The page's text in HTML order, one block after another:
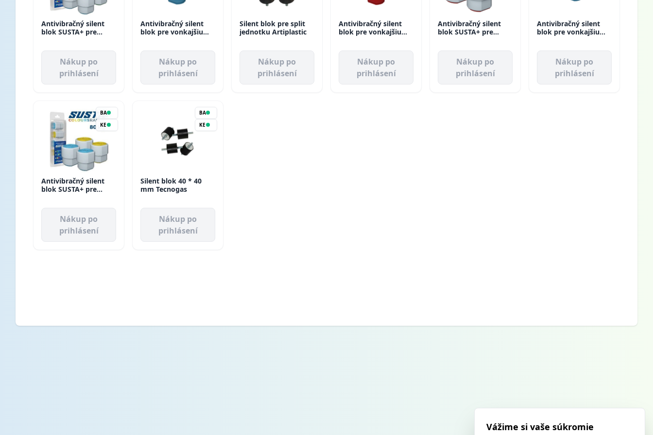
Antivibračný silent
blok SUSTA+ pre
VecamcoNákup po
prihlásení
Antivibračný silent
blok pre vonkajšiu
Nákup po
prihlásení
Silent blok pre split
jednotku Artiplastic
Nákup po
prihlásení
Antivibračný silent
blok pre vonkajšiu
Nákup po
prihlásení
Antivibračný silent
blok SUSTA+ pre
VecamcoNákup po
prihlásení
Antivibračný silent
blok pre vonkajšiu
Nákup po
prihlásení
BA
KE
Antivibračný silent
blok SUSTA+ pre
do 80 KG s púzdrom
VecamcoNákup po
prihlásení
BA
KE
Silent blok 40 * 40
mm Tecnogas
Nákup po
prihlásení
Vážime si vaše súkromie